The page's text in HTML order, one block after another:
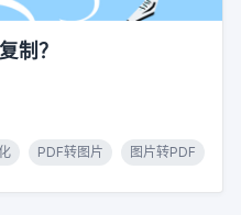
制？
PDF转图片 图片转PDF